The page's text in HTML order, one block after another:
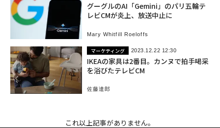
グーグルのAI「Gemini」のパリ五輪テ
レビCMが炎上、放送中止に
Mary Whitfill Roeloffs
マーケティング 2023.12.22 12:30
IKEAの家具は2番目。カンヌで拍手喝采
を浴びたテレビCM
佐藤達郎
これ以上記事がありません。